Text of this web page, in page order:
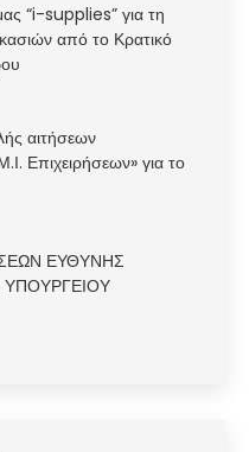
“i-supplies” για τη
από το Κρατικό
αιτήσεων
Επιχειρήσεων» για το
ΕΥΘΥΝΗΣ
ΥΠΟΥΡΓΕΙΟΥ